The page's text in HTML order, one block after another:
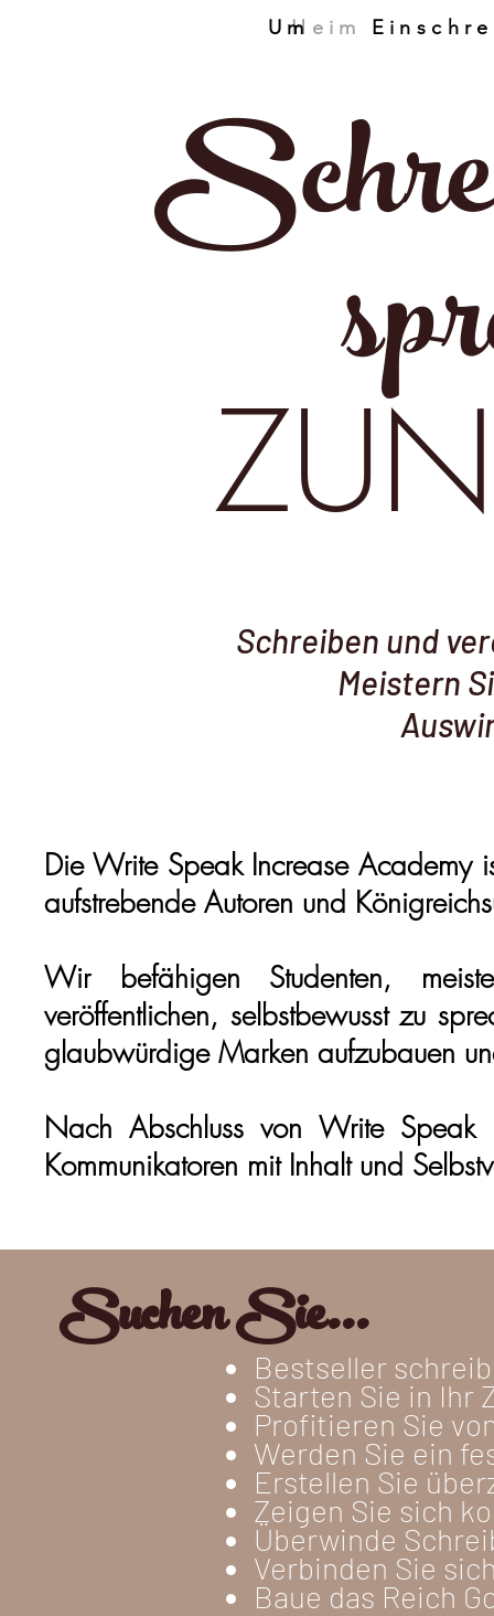
Heim
Um
Schreiben und
Meistern
Die Write Speak Increase Academy
aufstrebende Autoren und
Wir befähigen Studenten,
veröffentlichen, selbstbewusst zu
glaubwürdige Marken aufzubauen
Nach Abschluss von Write Speak
Kommunikatoren mit Inhalt und
Bestseller
Starten Sie in Ihr
Profitieren Sie
Werden Sie ein
Erstellen Sie
Zeigen Sie sich
Überwinde
Verbinden Sie
Baue das Reich
Suchen Sie...